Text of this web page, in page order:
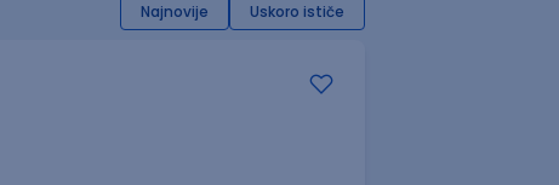
Najnovije Uskoro ističe